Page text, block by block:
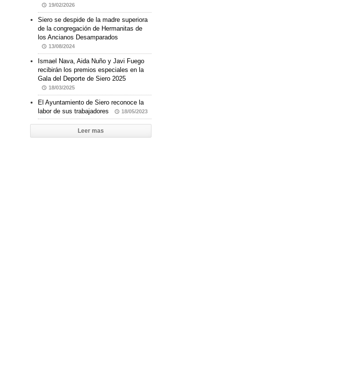
19/02/2026
Siero se despide de la madre superiora
de la congregación de Hermanitas de
los Ancianos Desamparados
13/08/2024
Ismael Nava, Aida Nuño y Javi Fuego
recibirán los premios especiales en la
Gala del Deporte de Siero 2025
18/03/2025
El Ayuntamiento de Siero reconoce la
labor de sus trabajadores
18/05/2023
Leer mas